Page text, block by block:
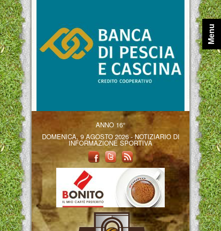
ANNO 16°
DOMENICA, 9 AGOSTO 2026 - NOTIZIARIO DI
INFORMAZIONE SPORTIVA
Menu